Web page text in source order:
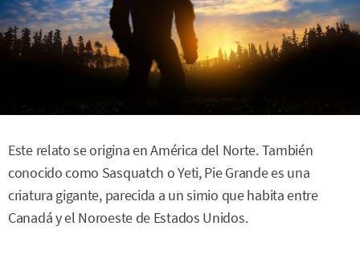
Este relato se origina en América del Norte. También
conocido como Sasquatch o Yeti, Pie Grande es una
criatura gigante, parecida a un simio que habita entre
Canadá y el Noroeste de Estados Unidos.